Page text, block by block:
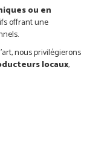
ou en
offrant une
nous privilégierons
locaux,